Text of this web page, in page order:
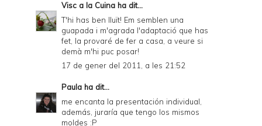
Visc a la Cuina ha dit...
T'hi has ben lluït! Em semblen una
guapada i m'agrada l'adaptació que has
fet, la provaré de fer a casa, a veure si
demà m'hi puc posar!
17 de gener del 2011, a les 21:52
Paula ha dit...
me encanta la presentación individual,
además, juraría que tengo los mismos
moldes :P